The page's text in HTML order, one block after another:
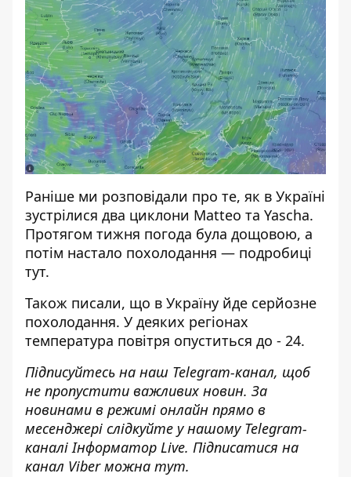
Раніше ми розповідали про те, як в Україні
зустрілися два циклони Matteo та Yascha.
Протягом тижня погода була дощовою, а
потім настало похолодання — подробиці
тут.
Також писали, що в Україну йде серйозне
похолодання. У деяких регіонах
температура повітря опуститься до - 24.
Підписуйтесь на наш Telegram-канал, щоб
не пропустити важливих новин. За
новинами в режимі онлайн прямо в
месенджері слідкуйте у нашому Telegram-
каналіІнформатор Live. Підписатися на
канал Viber можна тут.